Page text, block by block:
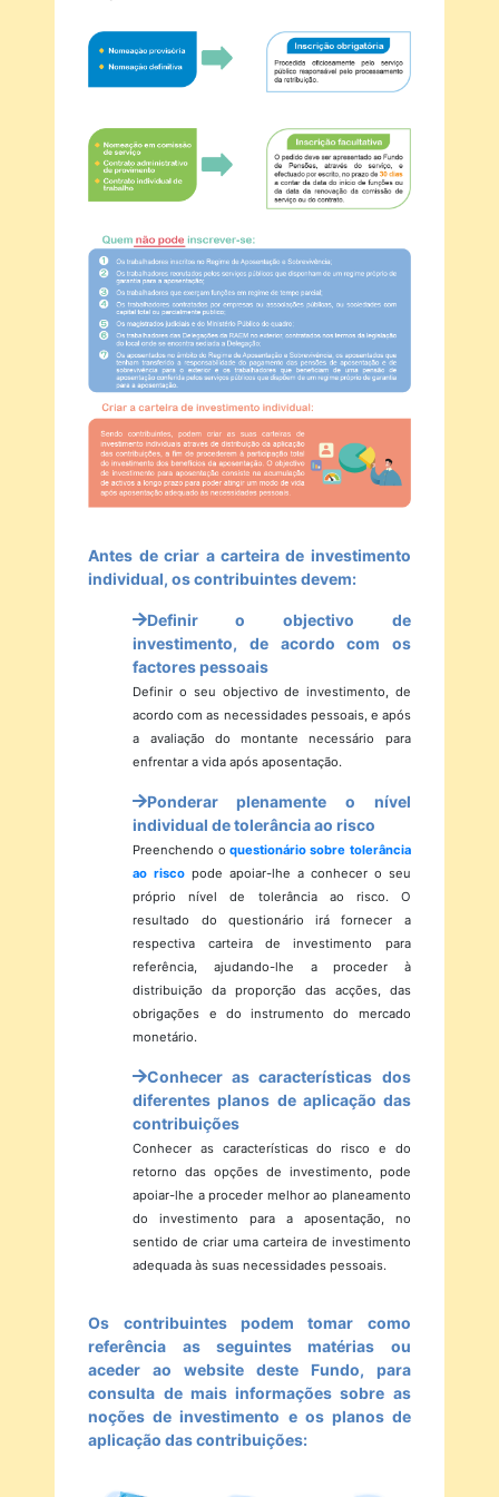
Antes de criar a carteira de investimento
individual, os contribuintes devem:
Definir o objectivo de
investimento, de acordo com os
factores pessoais
Definir o seu objectivo de investimento, de
acordo com as necessidades pessoais, e após
a avaliação do montante necessário para
enfrentar a vida após aposentação.
Ponderar plenamente o nível
individual de tolerância ao risco
Preenchendo o questionário sobre tolerância
ao risco pode apoiar-lhe a conhecer o seu
próprio nível de tolerância ao risco. O
resultado do questionário irá fornecer a
respectiva carteira de investimento para
referência, ajudando-lhe a proceder à
distribuição da proporção das acções, das
obrigações e do instrumento do mercado
monetário.
Conhecer as características dos
diferentes planos de aplicação das
contribuições
Conhecer as características do risco e do
retorno das opções de investimento, pode
apoiar-lhe a proceder melhor ao planeamento
do investimento para a aposentação, no
sentido de criar uma carteira de investimento
adequada às suas necessidades pessoais.
Os contribuintes podem tomar como
referência as seguintes matérias ou
aceder ao website deste Fundo, para
consulta de mais informações sobre as
noções de investimento e os planos de
aplicação das contribuições: